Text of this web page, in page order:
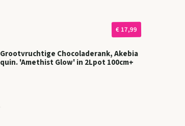
€ 17,99
Grootvruchtige Chocoladerank, Akebia
quin. 'Amethist Glow' in 2Lpot 100cm+